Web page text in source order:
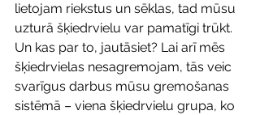
lietojam riekstus un sēklas, tad mūsu
uzturā šķiedrvielu var pamatīgi trūkt.
Un kas par to, jautāsiet? Lai arī mēs
šķiedrvielas nesagremojam, tās veic
svarīgus darbus mūsu gremošanas
sistēmā – viena šķiedrvielu grupa, ko